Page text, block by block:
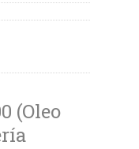
(Oleo